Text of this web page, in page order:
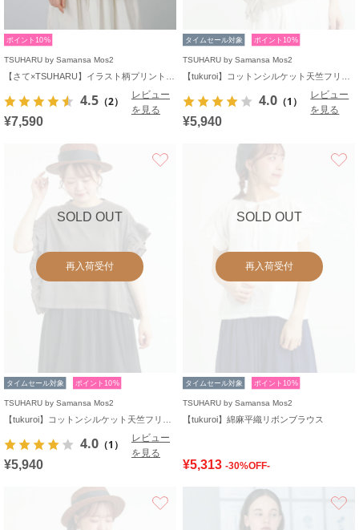
ポイント10%
TSUHARU by Samansa Mos2
4.5 （2）
レビュー
を見る
¥7,590
タイムセール対象 ポイント10%
TSUHARU by Samansa Mos2
4.0 （1）
レビュー
を見る
¥5,940
SOLD OUT
再入荷受付
タイムセール対象 ポイント10%
TSUHARU by Samansa Mos2
4.0 （1）
レビュー
を見る
¥5,940
SOLD OUT
再入荷受付
タイムセール対象 ポイント10%
TSUHARU by Samansa Mos2
【tukuroi】綿麻平織リボンブラウス
¥5,313 -30%OFF-